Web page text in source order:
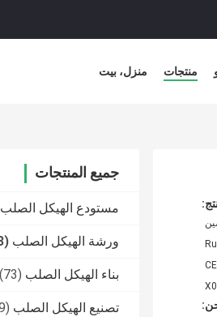
منزل، بيت منتجات
جميع المنتجات
مستودع الهيكل الصلب
ورشة الهيكل الصلب (173)
بناء الهيكل الصلب (73)
تصنيع الهيكل الصلب (39)